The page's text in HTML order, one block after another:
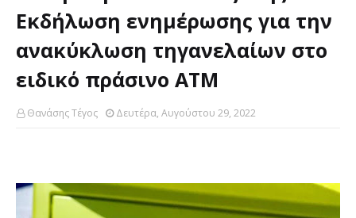
Εκδήλωση ενημέρωσης για την
ανακύκλωση τηγανελαίων στο
ειδικό πράσινο ΑΤΜ
Θανάσης Τέγος Δευτέρα, Αυγούστου 29, 2022